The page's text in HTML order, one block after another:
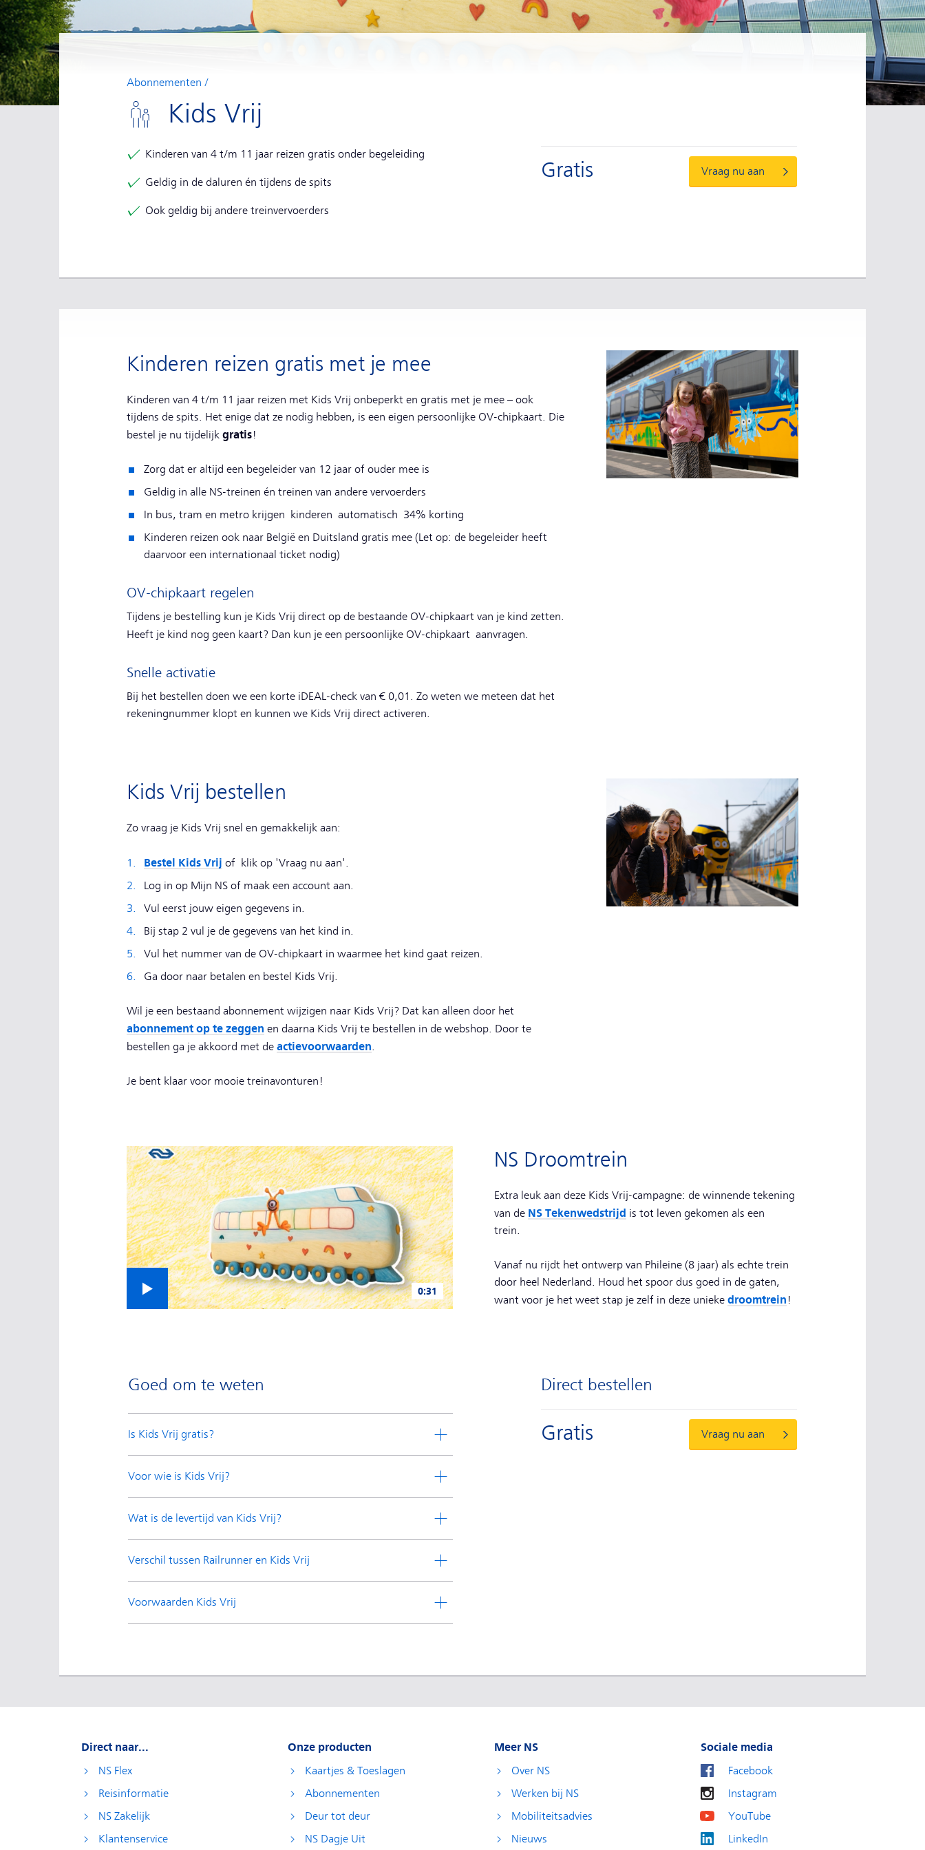
Abonnementen
Kids Vrij
Voordelen van dit abonnement
Kinderen van 4 t/m 11 jaar reizen gratis onder begeleiding
Geldig in de daluren én tijdens de spits
Ook geldig bij andere treinvervoerders
Direct bestellen
Gratis Vraag nu aan
Kinderen reizen gratis met je mee
Kinderen van 4 t/m 11 jaar reizen met Kids Vrij onbeperkt en gratis met je mee – ook
tijdens de spits. Het enige dat ze nodig hebben, is een eigen persoonlijke OV-chipkaart. Die
bestel je nu tijdelijk gratis!
Zorg dat er altijd een begeleider van 12 jaar of ouder mee is
Geldig in alle NS-treinen én treinen van andere vervoerders
In bus, tram en metro krijgen kinderen automatisch 34% korting
Kinderen reizen ook naar België en Duitsland gratis mee (Let op: de begeleider heeft
daarvoor een internationaal ticket nodig)
OV-chipkaart regelen
Tijdens je bestelling kun je Kids Vrij direct op de bestaande OV-chipkaart van je kind zetten.
Heeft je kind nog geen kaart? Dan kun je een persoonlijke OV-chipkaart aanvragen.
Snelle activatie
Bij het bestellen doen we een korte iDEAL-check van € 0,01. Zo weten we meteen dat het
rekeningnummer klopt en kunnen we Kids Vrij direct activeren.
Kids Vrij bestellen
Zo vraag je Kids Vrij snel en gemakkelijk aan:
Bestel Kids Vrij of klik op 'Vraag nu aan'.
Log in op Mijn NS of maak een account aan.
Vul eerst jouw eigen gegevens in.
Bij stap 2 vul je de gegevens van het kind in.
Vul het nummer van de OV-chipkaart in waarmee het kind gaat reizen.
Ga door naar betalen en bestel Kids Vrij.
Wil je een bestaand abonnement wijzigen naar Kids Vrij? Dat kan alleen door het
abonnement op te zeggen en daarna Kids Vrij te bestellen in de webshop. Door te
bestellen ga je akkoord met de actievoorwaarden.
Je bent klaar voor mooie treinavonturen!
NS Droomtrein
Extra leuk aan deze Kids Vrij-campagne: de winnende tekening
van de NS Tekenwedstrijd is tot leven gekomen als een
trein.
Vanaf nu rijdt het ontwerp van Phileine (8 jaar) als echte trein
door heel Nederland. Houd het spoor dus goed in de gaten,
want voor je het weet stap je zelf in deze unieke droomtrein !
Video afspelen
0:31
Goed om te weten
Is Kids Vrij gratis?
Voor wie is Kids Vrij?
Wat is de levertijd van Kids Vrij?
Verschil tussen Railrunner en Kids Vrij
Voorwaarden Kids Vrij
Direct bestellen
Gratis Vraag nu aan
Direct naar...
NS Flex
Reisinformatie
NS Zakelijk
Klantenservice
Onze producten
Kaartjes & Toeslagen
Abonnementen
Deur tot deur
NS Dagje Uit
Meer NS
Over NS
Werken bij NS
Mobiliteitsadvies
Nieuws
Sociale media
Facebook
Instagram
YouTube
LinkedIn